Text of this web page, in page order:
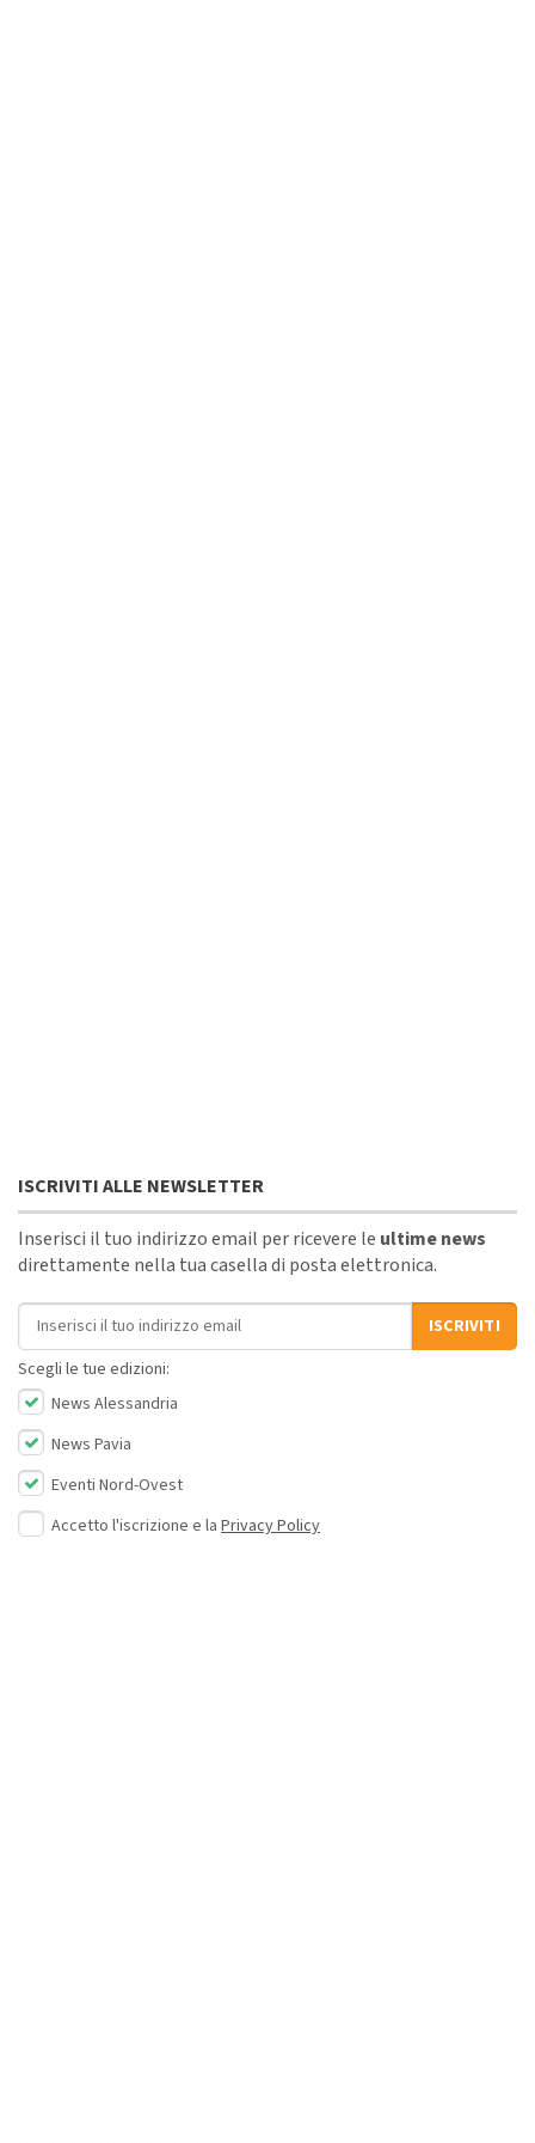
ISCRIVITI ALLE NEWSLETTER
Inserisci il tuo indirizzo email per ricevere le ultime news
direttamente nella tua casella di posta elettronica.
Indirizzo email
ISCRIVITI
Scegli le tue edizioni:
News Alessandria
News Pavia
Eventi Nord-Ovest
Accetto l'iscrizione e la Privacy Policy